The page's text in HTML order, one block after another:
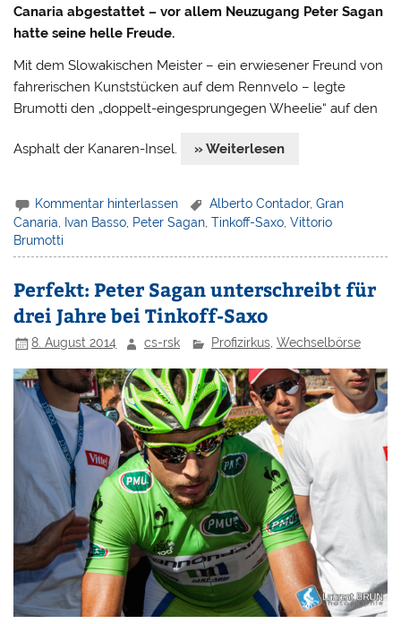
Canaria abgestattet – vor allem Neuzugang Peter Sagan
hatte seine helle Freude.
Mit dem Slowakischen Meister – ein erwiesener Freund von
fahrerischen Kunststücken auf dem Rennvelo – legte
Brumotti den „doppelt-eingesprungegen Wheelie“ auf den
Asphalt der Kanaren-Insel. » Weiterlesen
Kommentar hinterlassen Alberto Contador,Gran
Canaria
Ivan Basso Peter Sagan ,Tinkoff-Saxo ,Vittorio
Brumotti
Perfekt: Peter Sagan unterschreibt für
drei Jahre bei Tinkoff-Saxo
8. August 2014 cs-rsk Profizirkus, Wechselbörse